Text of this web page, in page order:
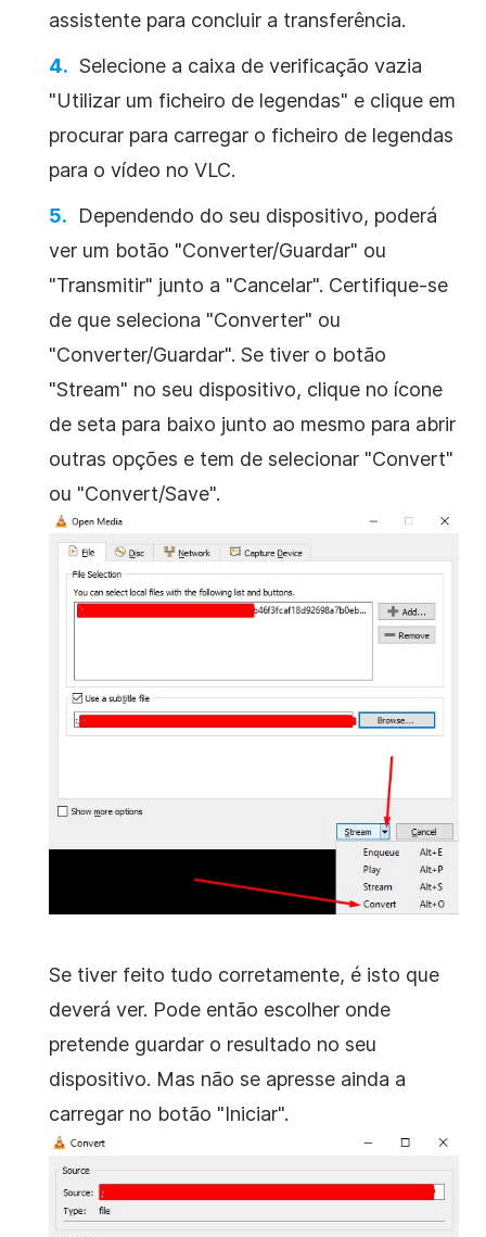
assistente para concluir a transferência.
Selecione a caixa de verificação vazia
"Utilizar um ficheiro de legendas" e clique em
procurar para carregar o ficheiro de legendas
para o vídeo no VLC.
Dependendo do seu dispositivo, poderá
ver um botão "Converter/Guardar" ou
"Transmitir" junto a "Cancelar". Certifique-se
de que seleciona "Converter" ou
"Converter/Guardar". Se tiver o botão
"Stream" no seu dispositivo, clique no ícone
de seta para baixo junto ao mesmo para abrir
outras opções e tem de selecionar "Convert"
ou "Convert/Save".
Se tiver feito tudo corretamente, é isto que
deverá ver. Pode então escolher onde
pretende guardar o resultado no seu
dispositivo. Mas não se apresse ainda a
carregar no botão "Iniciar".